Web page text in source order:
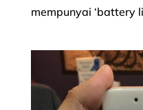
mempunyai ‘battery